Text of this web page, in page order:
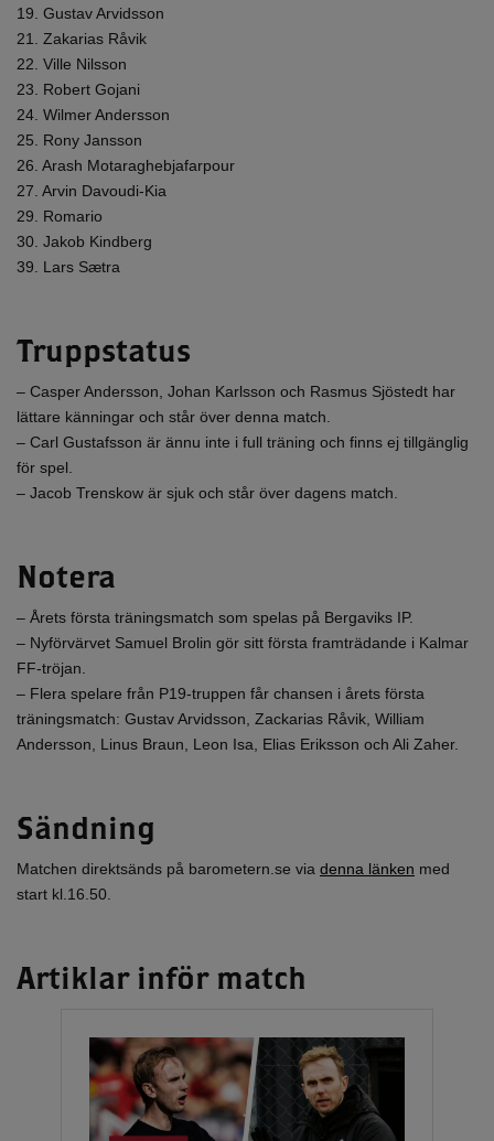
19. Gustav Arvidsson
21. Zakarias Råvik
22. Ville Nilsson
23. Robert Gojani
24. Wilmer Andersson
25. Rony Jansson
26. Arash Motaraghebjafarpour
27. Arvin Davoudi-Kia
29. Romario
30. Jakob Kindberg
39. Lars Sætra
Truppstatus
– Casper Andersson, Johan Karlsson och Rasmus Sjöstedt har
lättare känningar och står över denna match.
– Carl Gustafsson är ännu inte i full träning och finns ej tillgänglig
för spel.
– Jacob Trenskow är sjuk och står över dagens match.
Notera
– Årets första träningsmatch som spelas på Bergaviks IP.
– Nyförvärvet Samuel Brolin gör sitt första framträdande i Kalmar
FF-tröjan.
– Flera spelare från P19-truppen får chansen i årets första
träningsmatch: Gustav Arvidsson, Zackarias Råvik, William
Andersson, Linus Braun, Leon Isa, Elias Eriksson och Ali Zaher.
Sändning
Matchen direktsänds på barometern.se via denna länken med
start kl.16.50.
Artiklar inför match